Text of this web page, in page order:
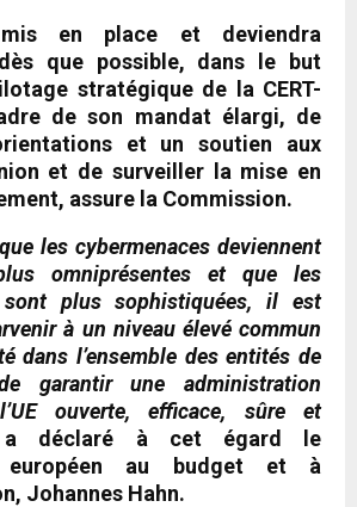
mis en place et deviendra
que possible, dans le but
stratégique de la CERT-
de son mandat élargi, de
et un soutien aux
et de surveiller la mise en
assure la Commission.
les cybermenaces deviennent
omniprésentes et que les
sont plus sophistiquées, il est
à un niveau élevé commun
dans l’ensemble des entités de
garantir une administration
ouverte, efficace, sûre et
déclaré à cet égard le
européen au budget et à
Johannes Hahn.